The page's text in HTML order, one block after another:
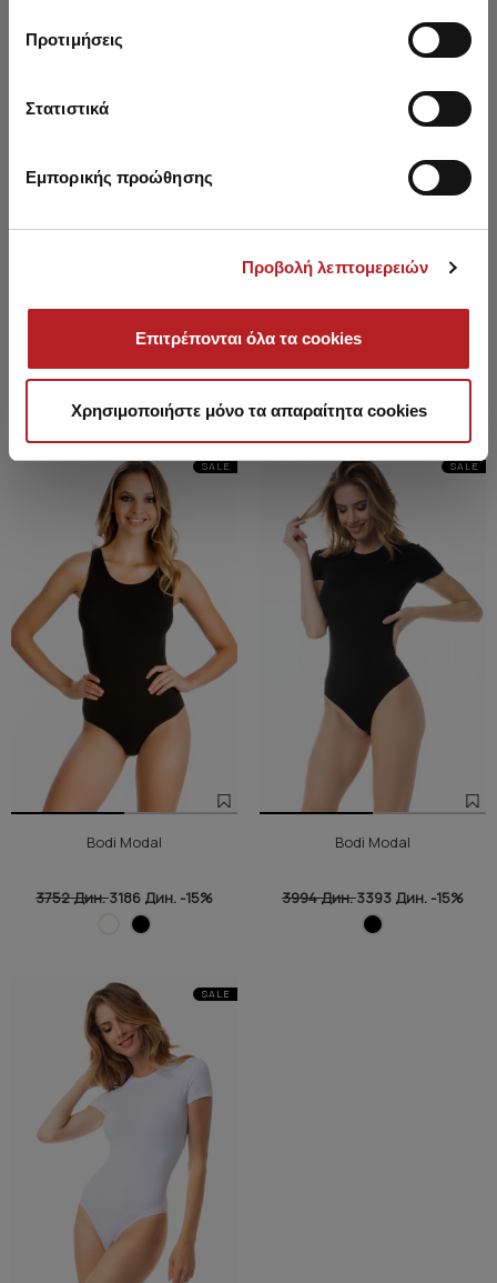
Προτιμήσεις
Στατιστικά
Εμπορικής προώθησης
Προβολή λεπτομερειών
Επιτρέπονται όλα τα cookies
Χρησιμοποιήστε μόνο τα απαραίτητα cookies
Bodi Modal
3227 Дин.2738 Дин.-15%
Bodi Modal
3752 Дин.3186 Дин.-15%
SALE
Bodi Modal
3752 Дин.3186 Дин. -15%
SALE
Bodi Modal
3994 Дин.3393 Дин. -15%
SALE